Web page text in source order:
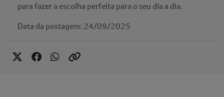
para fazer a escolha perfeita para o seu dia a dia.
Data da postagem: 24/09/2025